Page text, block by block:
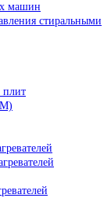
машин
стиральными
плит